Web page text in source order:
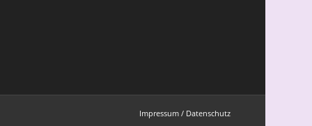
Impressum / Datenschutz